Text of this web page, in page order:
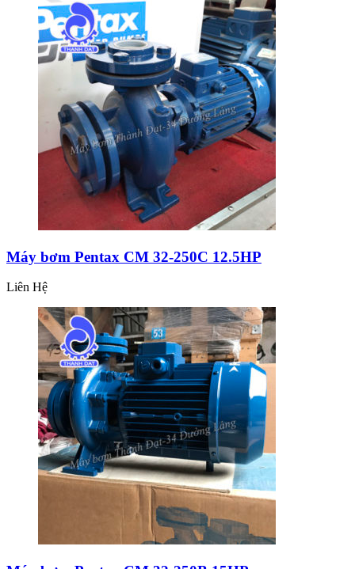
Máy bơm Pentax CM 32-250C 12.5HP
Liên Hệ